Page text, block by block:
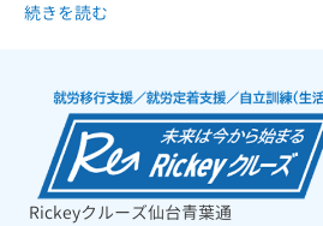
続きを読む
Rickeyクルーズ仙台青葉通